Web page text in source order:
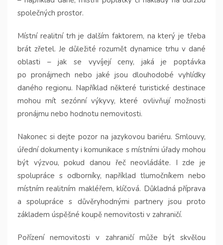
společných prostor.
Místní realitní trh je dalším faktorem, na který je třeba
brát zřetel. Je důležité rozumět dynamice trhu v dané
oblasti – jak se vyvíjejí ceny, jaká je poptávka
po pronájmech nebo jaké jsou dlouhodobé vyhlídky
daného regionu. Například některé turistické destinace
mohou mít sezónní výkyvy, které ovlivňují možnosti
pronájmu nebo hodnotu nemovitosti.
Nakonec si dejte pozor na jazykovou bariéru. Smlouvy,
úřední dokumenty i komunikace s místními úřady mohou
být výzvou, pokud danou řeč neovládáte. I zde je
spolupráce s odborníky, například tlumočníkem nebo
místním realitním makléřem, klíčová. Důkladná příprava
a spolupráce s důvěryhodnými partnery jsou proto
základem úspěšné koupě nemovitosti v zahraničí.
Pořízení nemovitosti v zahraničí může být skvělou